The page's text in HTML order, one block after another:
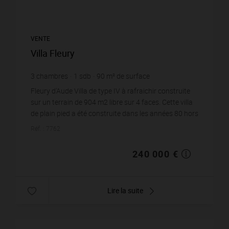
VENTE
Villa Fleury
3 chambres sdb 90 m² de surface
2 666,67 €
Fleury d'Aude Villa de type IV à rafraichir construite
sur un terrain de 904 m2 libre sur 4 faces. Cette villa
de plain pied a été construite dans les années 80 hors
240 000 €
Lire la suite